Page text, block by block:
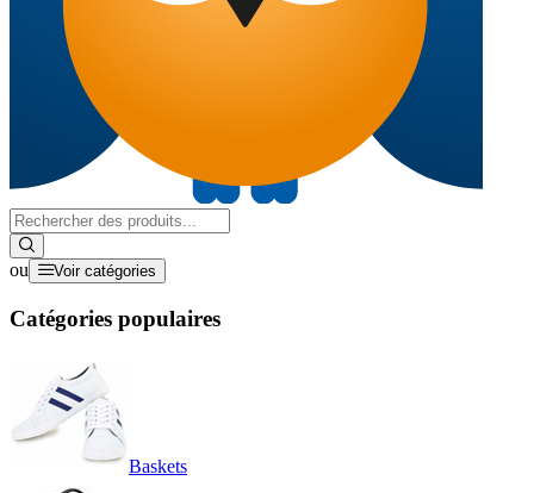
ou Voir catégories
Catégories populaires
Baskets